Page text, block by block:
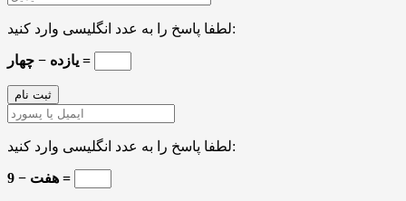
لطفا پاسخ را به عدد انگلیسی وارد کنید:
یازده − چهار =
لطفا پاسخ را به عدد انگلیسی وارد کنید:
9 − هفت =